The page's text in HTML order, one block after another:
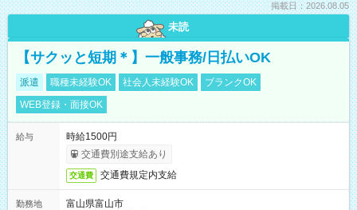
掲載日：2026.08.05
未読
【サクッと短期＊】一般事務/日払いOK
派遣 職種未経験OK 社会人未経験OK
ブランクOK
WEB登録・面接OK
給与
時給1500円
交通費別途支給あり
交通費 交通費規定内支給
勤務地
富山県富山市